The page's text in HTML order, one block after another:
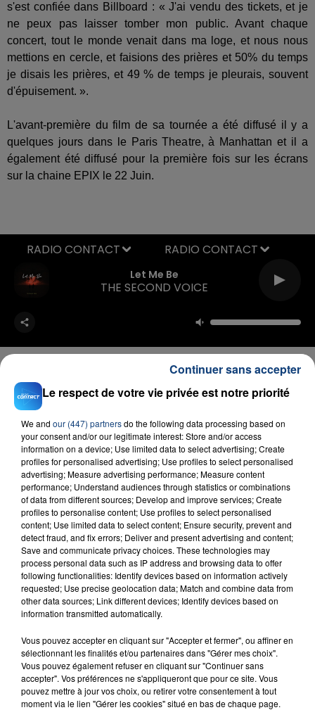
s'est confiée dans Billboard : « J'ai vendu des tickets, et je
ne peux pas laisser tomber mon public. Avant chaque
concert, tout le monde venait dans ma loge, et nous nous
mettions en cercle, et faisions des prières et 50% du temps
je disais les prières, et 49 % de temps je pleurais, souvent
d'épuisement. ».
L'avant-première du film de sa tournée a été diffusé il y a
quelques jours dans le Paris Theatre, à Manhattan et il a
également été diffusé pour la première fois sur les écrans
sur la chaine EPIX le 22 Juin.
Let Me Be
THE SECOND VOICE
RADIO CONTACT
FIL D'ACTU
23 juillet 2026
INCENDIE MORTEL À LENS : UNE FEMME ET
SON BÉBÉ ENTRE LA VIE ET LA...
Un homme s'est immolé par le feu après avoir
aspergé sa compagne et leur bébé de trois mois
d'un liquide inflammable.
Le respect de votre vie privée est notre priorité
We and our (447) partnersdo the following data processing based on
your consent and/or our legitimate interest: Store and/or access
information on a device; Use limited data to select advertising; Create
profiles for personalised advertising; Use profiles to select personalised
advertising; Measure advertising performance; Measure content
performance; Understand audiences through statistics or combinations
of data from different sources; Develop and improve services; Create
profiles to personalise content; Use profiles to select personalised
content; Use limited data to select content; Ensure security, prevent and
detect fraud, and fix errors; Deliver and present advertising and content;
Save and communicate privacy choices. These technologies may
process personal data such as IP address and browsing data to offer
following functionalities: Identify devices based on information actively
requested; Use precise geolocation data; Match and combine data from
other data sources; Link different devices; Identify devices based on
information transmitted automatically.
Vous pouvez accepter en cliquant sur "Accepter et fermer", ou affiner en
sélectionnant les finalités et/ou partenaires dans "Gérer mes choix".
Vous pouvez également refuser en cliquant sur "Continuer sans
accepter". Vos préférences ne s'appliqueront que pour ce site. Vous
pouvez mettre à jour vos choix, ou retirer votre consentement à tout
moment via le lien "Gérer les cookies" situé en bas de chaque page.
Continuer sans accepter